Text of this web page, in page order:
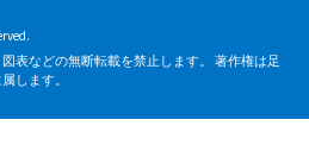
表などの無断転載を禁止します。 著作権は足
します。